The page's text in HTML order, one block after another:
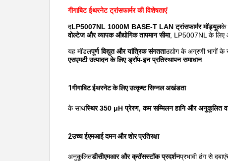
गीगाबिट ईथरनेट ट्रांसफार्मर की विशेषताएं
दLP5007NL 1000M BASE-T LAN ट्रांसफार्मर मॉड्यूलके
वोल्टेज और व्यापक औद्योगिक तापमान सीमा, LP5007NL के लिए
यह मॉडलपूर्ण विद्युत और यांत्रिक संगतताउद्योग के अग्रणी भागों
एसएमटी उत्पादन के लिए ड्रॉप-इन प्रतिस्थापन समाधान.
1गीगाबिट ईथरनेट के लिए उत्कृष्ट सिग्नल अखंडता
के साथस्थिर 350 μH प्रेरण, कम सम्मिलन हानि और अनुकूलित
2उच्च ईएमआई दमन और शोर प्रतिरक्षा
अनुकूलितडीसीएमआर और क्रॉसस्टॉक प्रदर्शनप्रभावी ढंग से दबाएं